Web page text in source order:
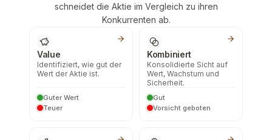
schneidet die Aktie im Vergleich zu ihren
Konkurrenten ab.
Value
Identifiziert, wie gut der
Wert der Aktie ist.
Guter Wert
Teuer
Kombiniert
Konsolidierte Sicht auf
Wert, Wachstum und
Sicherheit.
Gut
Vorsicht geboten